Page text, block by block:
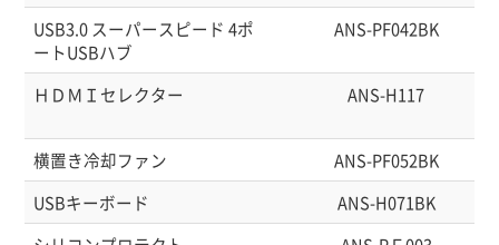
USB3.0 スーパースピード 4ポ
ートUSBハブ
ANS-PF042BK
ＨＤＭＩセレクター ANS-H117
横置き冷却ファン
ANS-PF052BK
USBキーボード
ANS-H071BK